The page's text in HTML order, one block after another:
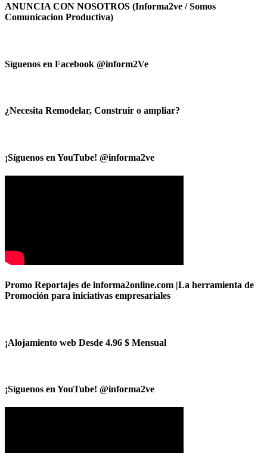
ANUNCIA CON NOSOTROS (Informa2ve / Somos
Comunicacion Productiva)
Síguenos en Facebook @inform2Ve
¿Necesita Remodelar, Construir o ampliar?
¡Síguenos en YouTube! @informa2ve
Promo Reportajes de informa2online.com |La herramienta de
Promoción para iniciativas empresariales
¡Alojamiento web Desde 4.96 $ Mensual
¡Síguenos en YouTube! @informa2ve